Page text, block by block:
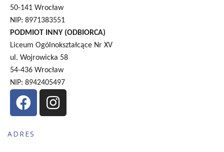
50-141 Wrocław
NIP: 8971383551
PODMIOT INNY (ODBIORCA)
Liceum Ogólnokształcące Nr XV
ul. Wojrowicka 58
54-436 Wrocław
NIP: 8942405497
ADRES